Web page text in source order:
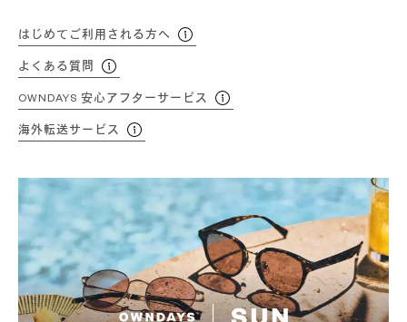
はじめてご利用される方へ
よくある質問
OWNDAYS 安心アフターサービス
海外転送サービス